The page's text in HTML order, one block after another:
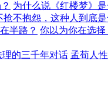
为什么说《红楼梦》
抢不抱怨，这种人到底是
半路？ 你以为你在选
的三千年对话 孟荀人